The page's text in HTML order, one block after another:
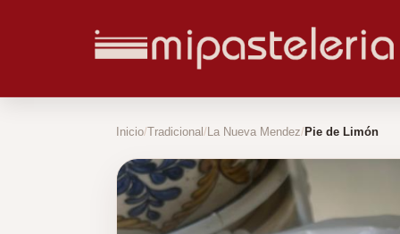
Inicio Tradicional La Nueva Mendez Pie de Limón